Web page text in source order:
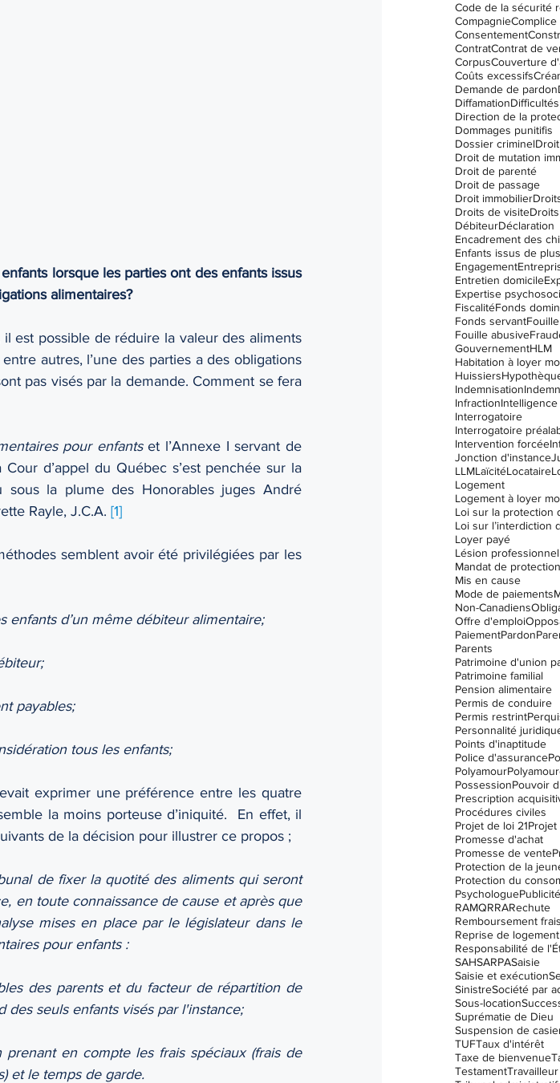
lorsque les parties ont des enfants issus
alimentaires?
il est possible de réduire la valeur des aliments
autres, l’une des parties a des obligations
pas visés par la demande. Comment se fera
pour enfants et l’Annexe I servant de
d’appel du Québec s’est penchée sur la
la plume des Honorables juges André
Rayle, J.C.A. [1]
semblent avoir été privilégiées par les
enfants d’un même débiteur alimentaire;
payables;
tous les enfants;
exprimer une préférence entre les quatre
la moins porteuse d’iniquité.  En effet, il
de la décision pour illustrer ce propos ;
de fixer la quotité des aliments qui seront
en toute connaissance de cause et après que
mises en place par le législateur dans le
pour enfants :
des parents et du facteur de répartition de
seuls enfants visés par l'instance;
en compte les frais spéciaux (frais de
et le temps de garde.
Code de la sécurité
CompagnieComplice
Consentement
ContratContrat de
CorpusCouverture
Coûts excessifs
Demande de pardon
Diffamation
Dommages punitifis
Dossier criminel
Droit de mutation
Droit de parenté
Droit de passage
Droit immobilier
Droits de visite
DébiteurDéclaration
Encadrement des
Engagement
Entretien domicile
Expertise
FiscalitéFonds
Fonds servantFouille
Fouille abusive
GouvernementHLM
Habitation à loyer
Huissiers
Indemnisation
Infraction
Interrogatoire
Interrogatoire
Intervention forcée
Jonction d'instance
LLMLaïcitéLocataire
Logement
Logement à loyer
Loyer payé
Lésion
Mandat de protection
Mis en cause
Mode de paiements
Non-Canadiens
Offre d'emploi
PaiementPardon
Parents
Patrimoine d'union
Patrimoine familial
Pension alimentaire
Permis de conduire
Permis restrint
Personnalité
Points d'inaptitude
Police d'assurance
Polyamour
PossessionPouvoir
Prescription
Procédures civiles
Projet de loi 21Projet
Promesse d'achat
Promesse de vente
Protection de la
Protection du
Psychologue
RAMQRRARechute
Remboursement
Reprise de logement
Responsabilité de
SAHSARPASaisie
Saisie et exécution
SinistreSociété par
Sous-location
Suprématie de Dieu
Suspension de
TUFTaux d'intérêt
Taxe de bienvenue
Testament